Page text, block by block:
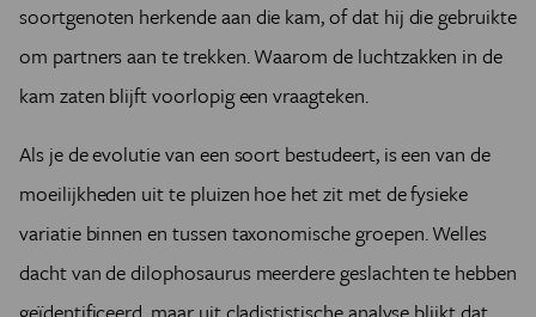
soortgenoten herkende aan die kam, of dat hij die gebruikte
om partners aan te trekken. Waarom de luchtzakken in de
kam zaten blijft voorlopig een vraagteken.
Als je de evolutie van een soort bestudeert, is een van de
moeilijkheden uit te pluizen hoe het zit met de fysieke
variatie binnen en tussen taxonomische groepen. Welles
dacht van de dilophosaurus meerdere geslachten te hebben